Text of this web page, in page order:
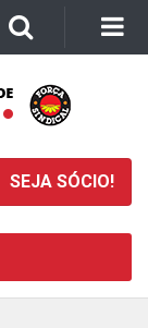
SEJA SÓCIO!